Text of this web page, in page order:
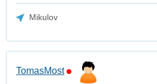
Mikulov
TomasMost